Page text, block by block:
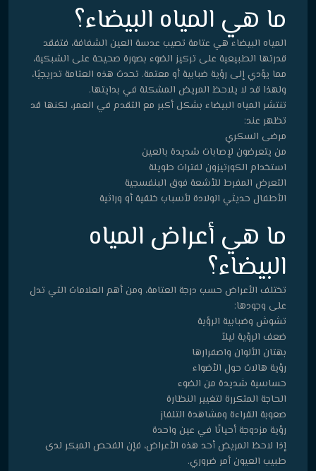
ما هي المياه البيضاء؟
المياه البيضاء هي عتامة تصيب عدسة العين الشفافة، فتفقد
قدرتها الطبيعية على تركيز الضوء بصورة صحيحة على الشبكية،
مما يؤدي إلى رؤية ضبابية أو معتمة. تحدث هذه العتامة تدريجيًا،
ولهذا قد لا يلاحظ المريض المشكلة في بدايتها.
تنتشر المياه البيضاء بشكل أكبر مع التقدم في العمر، لكنها قد
تظهر عند:
مرضى السكري
من يتعرضون لإصابات شديدة بالعين
استخدام الكورتيزون لفترات طويلة
التعرض المفرط للأشعة فوق البنفسجية
الأطفال حديثي الولادة لأسباب خلقية أو وراثية
ما هي أعراض المياه
البيضاء؟
تختلف الأعراض حسب درجة العتامة، ومن أهم العلامات التي تدل
على وجودها:
تشوش وضبابية الرؤية
ضعف الرؤية ليلاً
بهتان الألوان واصفرارها
رؤية هالات حول الأضواء
حساسية شديدة من الضوء
الحاجة المتكررة لتغيير النظارة
صعوبة القراءة ومشاهدة التلفاز
رؤية مزدوجة أحيانًا في عين واحدة
إذا لاحظ المريض أحد هذه الأعراض، فإن الفحص المبكر لدى
طبيب العيون أمر ضروري.